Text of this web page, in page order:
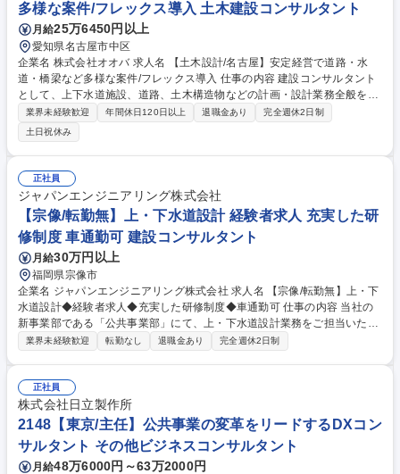
多様な案件/フレックス導入 土木建設コンサルタント
月給25万6450円以上
愛知県名古屋市中区
企業名 株式会社オオバ 求人名 【土木設計/名古屋】安定経営で道路・水
道・橋梁など多様な案件/フレックス導入 仕事の内容 建設コンサルタント
として、上下水道施設、道路、土木構造物などの計画・設計業務全般をお
任せします。これまでのご経験を活かし、大規模な公共インフラプロジェ
クトの主担当としてご活躍いただけます。 具体的には土木設計に関わる業
務全般をお任せします。 ・上下水道施設等の計画・設計業務全般 ・道路
計画設計業務全般 ・土木構造物の計画・設計業務全般 ※100年超の歴史で
培った高度なノウハウと充実した社内リソースがあり、技術者としてさら
に視座を高められる環境です。 募集職種 【土木設計/名古屋】安定経営で
道路・水道・橋梁など多様な案件/フレックス導入
業界未経験歓迎 年間休日120日以上 退職金あり
完全週休2日制
土日祝休み
正社員
ジャパンエンジニアリング株式会社
【宗像/転勤無】上・下水道設計 経験者求人 充実した研
修制度 車通勤可 建設コンサルタント
月給30万円以上
福岡県宗像市
企業名 ジャパンエンジニアリング株式会社 求人名 【宗像/転勤無】上・下
水道設計◆経験者求人◆充実した研修制度◆車通勤可 仕事の内容 当社の
新事業部である「公共事業部」にて、上・下水道設計業務をご担当いただ
きます。 【具体的な業務】 ・現地調査 ・先方との打ち合わせ ・計画／立
可
業界未経験歓迎 転勤なし 退職金あり 完全週休2日制
正社員
株式会社日立製作所
2148【東京/主任】公共事業の変革をリードするDXコン
サルタント その他ビジネスコンサルタント
月給48万6000円～63万2000円